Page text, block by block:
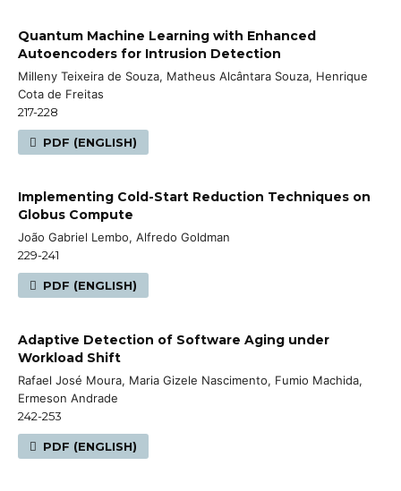
Quantum Machine Learning with Enhanced
Autoencoders for Intrusion Detection
Milleny Teixeira de Souza, Matheus Alcântara Souza, Henrique
Cota de Freitas
217-228
PDF (ENGLISH)
Implementing Cold-Start Reduction Techniques on
Globus Compute
João Gabriel Lembo, Alfredo Goldman
229-241
PDF (ENGLISH)
Adaptive Detection of Software Aging under
Workload Shift
Rafael José Moura, Maria Gizele Nascimento, Fumio Machida,
Ermeson Andrade
242-253
PDF (ENGLISH)